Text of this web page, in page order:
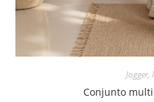
Jogger,
Conjunto